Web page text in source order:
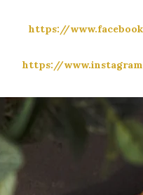
https://
https://